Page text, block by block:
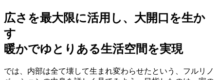
広さを最大限に活用し、大開口を生か
す
暖かでゆとりある生活空間を実現
では、内部は全て壊して生まれ変わらせたという、フルリノ